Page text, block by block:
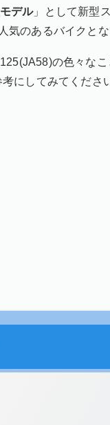
デル」として新型
のあるバイクとな
の色々な
にしてみてくださ